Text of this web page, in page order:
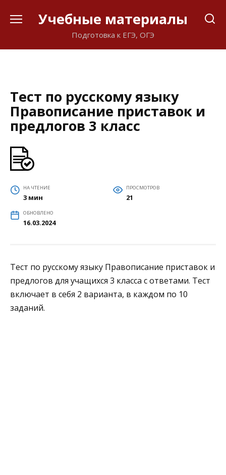
Учебные материалы
Подготовка к ЕГЭ, ОГЭ
Тест по русскому языку
Правописание приставок и
предлогов 3 класс
НА ЧТЕНИЕ
3 мин
ПРОСМОТРОВ
21
ОБНОВЛЕНО
16.03.2024
Тест по русскому языку Правописание приставок и
предлогов для учащихся 3 класса с ответами. Тест
включает в себя 2 варианта, в каждом по 10
заданий.